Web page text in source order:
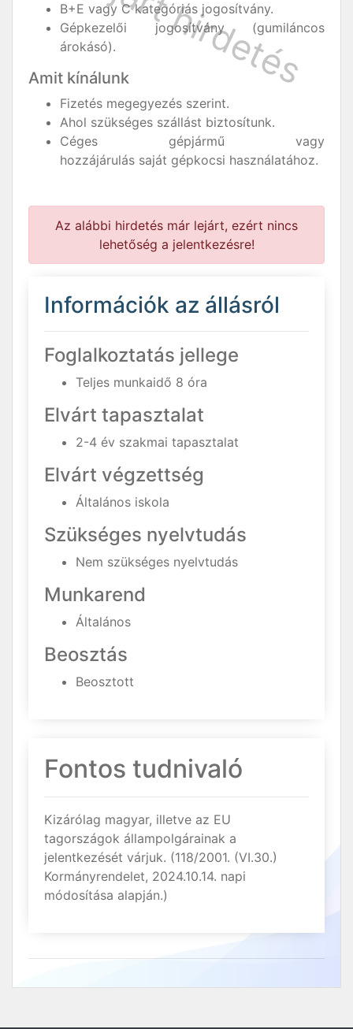
B+E vagy C kategóriás jogosítvány.
Gépkezelői jogosítvány (gumiláncos
árokásó).
Amit kínálunk
Fizetés megegyezés szerint.
Ahol szükséges szállást biztosítunk.
Céges gépjármű vagy
hozzájárulás saját gépkocsi használatához.
Az alábbi hirdetés már lejárt, ezért nincs
lehetőség a jelentkezésre!
Információk az állásról
Foglalkoztatás jellege
Teljes munkaidő 8 óra
Elvárt tapasztalat
2-4 év szakmai tapasztalat
Elvárt végzettség
Általános iskola
Szükséges nyelvtudás
Nem szükséges nyelvtudás
Munkarend
Általános
Beosztás
Beosztott
Fontos tudnivaló
Kizárólag magyar, illetve az EU
tagországok állampolgárainak a
jelentkezését várjuk. (118/2001. (VI.30.)
Kormányrendelet, 2024.10.14. napi
módosítása alapján.)